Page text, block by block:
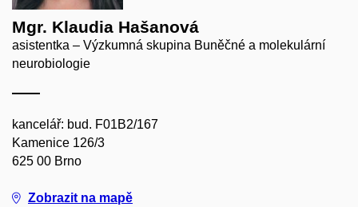
Mgr. Klaudia Hašanová
asistentka – Výzkumná skupina Buněčné a molekulární
neurobiologie
kancelář: bud. F01B2/167
Kamenice 126/3
625 00 Brno
Zobrazit na mapě